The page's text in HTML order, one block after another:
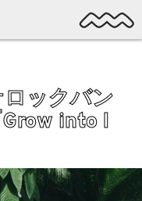
ックバン
Grow into I